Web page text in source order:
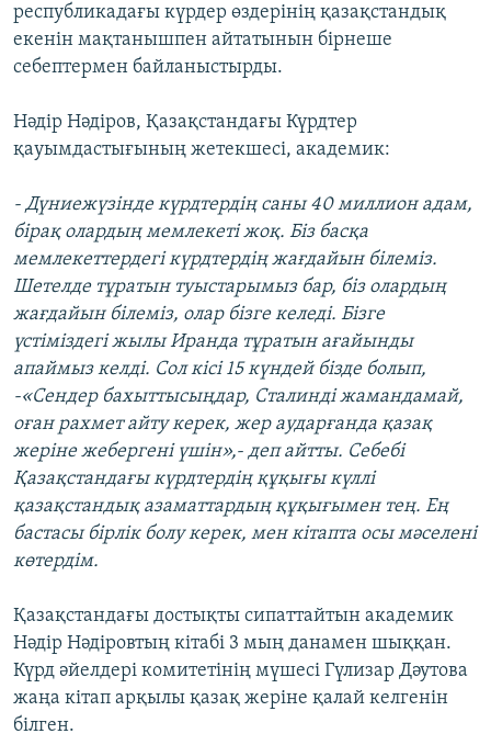
республикадағы күрдер өздерінің қазақстандық
екенін мақтанышпен айтатынын бірнеше
себептермен байланыстырды.
Нәдір Нәдіров, Қазақстандағы Күрдтер
қауымдастығының жетекшесі, академик:
- Дүниежүзінде күрдтердің саны 40 миллион адам,
бірақ олардың мемлекеті жоқ. Біз басқа
мемлекеттердегі күрдтердің жағдайын білеміз.
Шетелде тұратын туыстарымыз бар, біз олардың
жағдайын білеміз, олар бізге келеді. Бізге
үстіміздегі жылы Иранда тұратын ағайынды
апаймыз келді. Сол кісі 15 күндей бізде болып,
-«Сендер бахыттысыңдар, Сталинді жамандамай,
оған рахмет айту керек, жер аударғанда қазақ
жеріне жебергені үшін»,- деп айтты. Себебі
Қазақстандағы күрдтердің құқығы күллі
қазақстандық азаматтардың құқығымен тең. Ең
бастасы бірлік болу керек, мен кітапта осы мәселені
көтердім.
Қазақстандағы достықты сипаттайтын академик
Нәдір Нәдіровтың кітабі 3 мың данамен шыққан.
Күрд әйелдері комитетінің мүшесі Гүлизар Дәутова
жаңа кітап арқылы қазақ жеріне қалай келгенін
білген.